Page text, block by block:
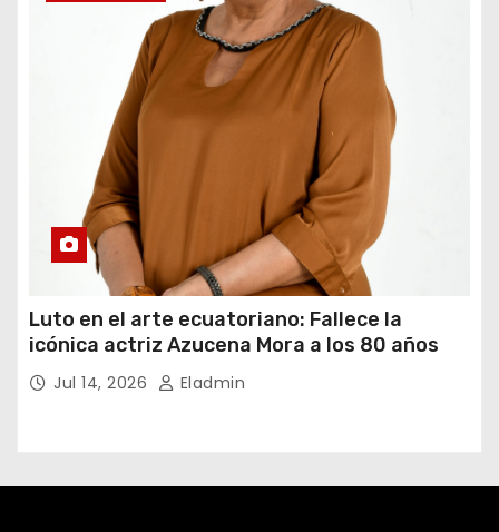
Luto en el arte ecuatoriano: Fallece la
icónica actriz Azucena Mora a los 80 años
Jul 14, 2026 Eladmin